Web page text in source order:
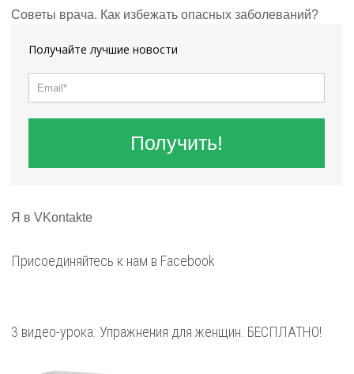
Советы врача. Как избежать опасных заболеваний?
Получайте лучшие новости
Получить!
Я в VKontakte
Присоединяйтесь к нам в Facebook
3 видео-урока. Упражнения для женщин. БЕСПЛАТНО!